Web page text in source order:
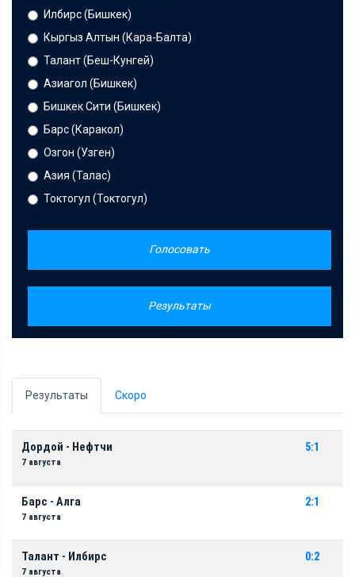
Илбирс (Бишкек)
Кыргыз Алтын (Кара-Балта)
Талант (Беш-Кунгей)
Азиагол (Бишкек)
Бишкек Сити (Бишкек)
Барс (Каракол)
Озгон (Узген)
Азия (Талас)
Токтогул (Токтогул)
Голосовать
Результаты
Результаты Скоро
Дордой - Нефтчи
7 августа
5:1
Барс - Алга
7 августа
2:1
Талант - Илбирс
7 августа
0:2